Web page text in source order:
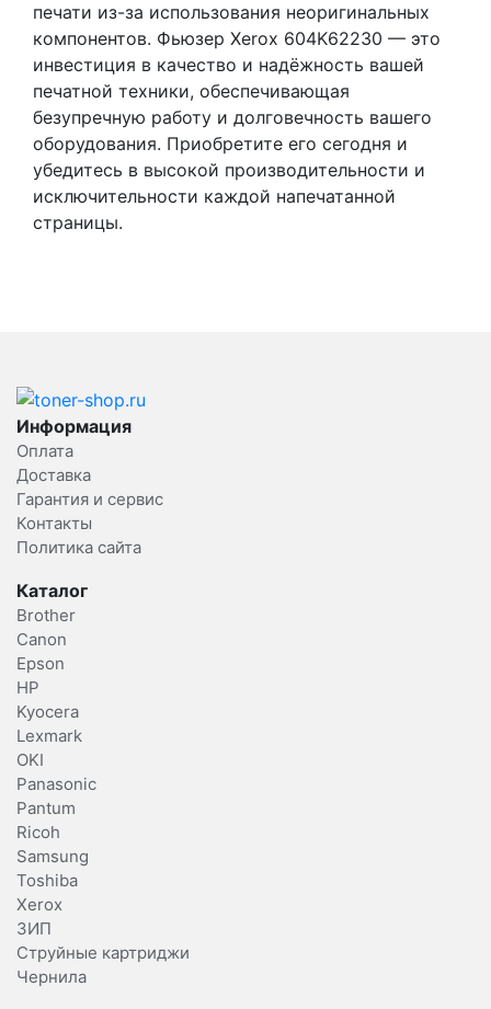
печати из-за использования неоригинальных
компонентов. Фьюзер Xerox 604K62230 — это
инвестиция в качество и надёжность вашей
печатной техники, обеспечивающая
безупречную работу и долговечность вашего
оборудования. Приобретите его сегодня и
убедитесь в высокой производительности и
исключительности каждой напечатанной
страницы.
Информация
Оплата
Доставка
Гарантия и сервис
Контакты
Политика сайта
Каталог
Brother
Canon
Epson
HP
Kyocera
Lexmark
OKI
Panasonic
Pantum
Ricoh
Samsung
Toshiba
Xerox
ЗИП
Струйные картриджи
Чернила